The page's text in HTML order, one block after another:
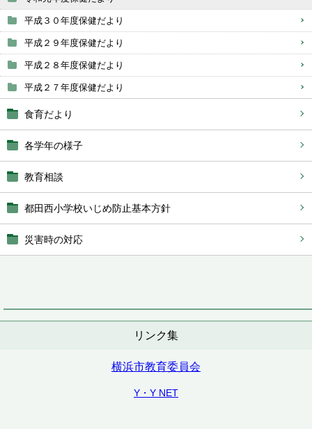
平成３０年度保健だより
平成２９年度保健だより
平成２８年度保健だより
平成２７年度保健だより
食育だより
各学年の様子
教育相談
都田西小学校いじめ防止基本方針
災害時の対応
リンク集
横浜市教育委員会
Y・Y NET